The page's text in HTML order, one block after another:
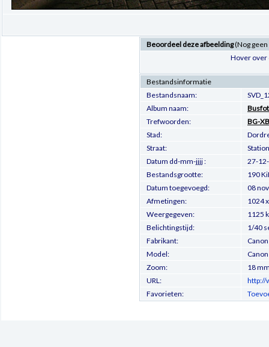
Beoordeel deze afbeelding(Nog
Hover over
Bestandsinformatie
Bestandsnaam:
Album naam:
Trefwoorden:
BG-
Stad:
Straat:
Datum dd-mm-jjjj :
27-
Bestandsgrootte:
190
Datum toegevoegd:
08
Afmetingen:
1024
Weergegeven:
1125
Belichtingstijd:
1/40
Fabrikant:
Canon
Model:
Canon
Zoom:
18
URL:
http://
Favorieten: